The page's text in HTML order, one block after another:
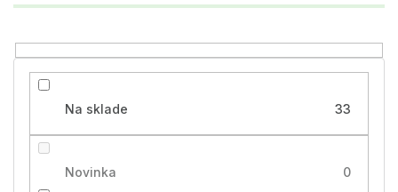
o
v
Na sklade 33
Novinka 0